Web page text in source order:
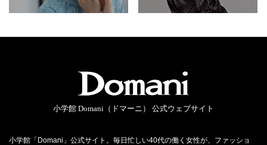
小学館 Domani（ドマーニ） 公式ウェブサイト
小学館「Domani」公式サイト。毎日忙しい40代の働く女性が、ファッショ